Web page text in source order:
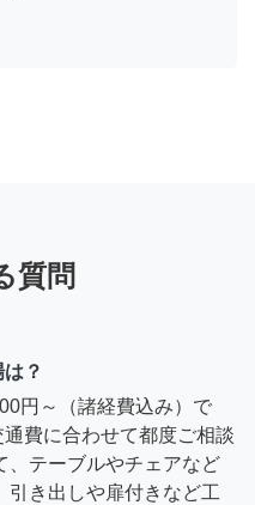
質問
？
円～（諸経費込み）で
費に合わせて都度ご相談
、テーブルやチェアなど
き出しや扉付きなど工